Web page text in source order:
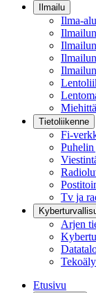
Ilmailu
Ilma-
Tietoliikenne
Fi-
Puhelin
Tv ja
Arjen
Etusivu